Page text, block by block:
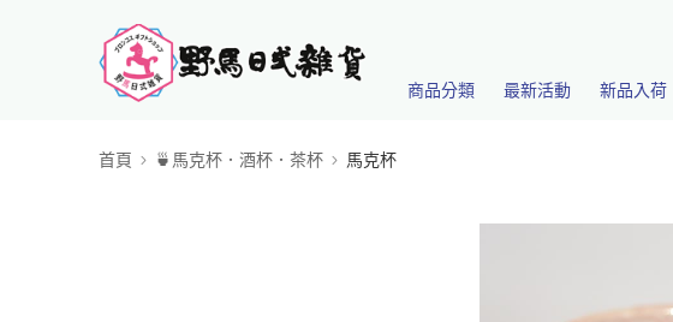
商品分類 最新活動 新品入荷
首頁 🍵馬克杯．酒杯．茶杯 馬克杯